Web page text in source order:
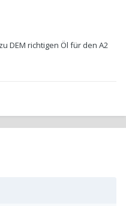
DEM richtigen Öl für den A2